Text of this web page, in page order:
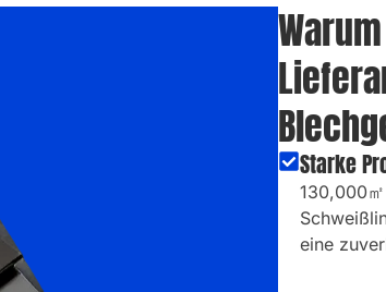
Starke
130,000
eine